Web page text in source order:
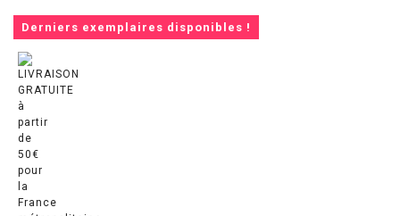
Derniers exemplaires disponibles !